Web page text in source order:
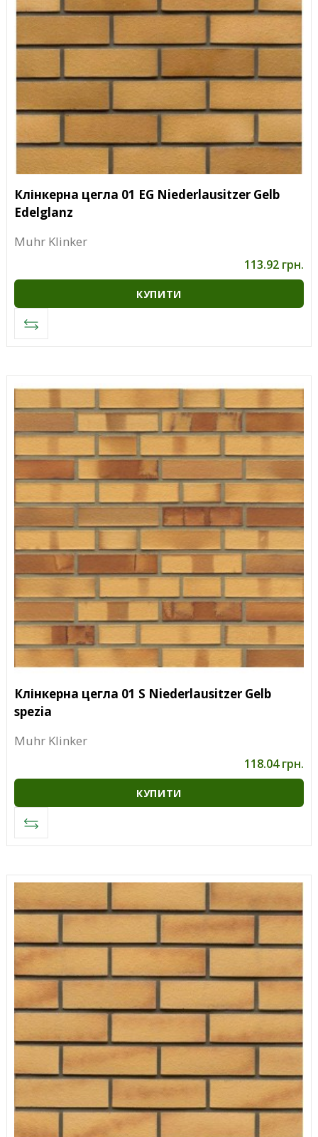
Клінкерна цегла 01 EG Niederlausitzer Gelb
Edelglanz
Muhr Klinker
113.92 грн.
КУПИТИ
Клінкерна цегла 01 S Niederlausitzer Gelb
spezia
Muhr Klinker
118.04 грн.
КУПИТИ